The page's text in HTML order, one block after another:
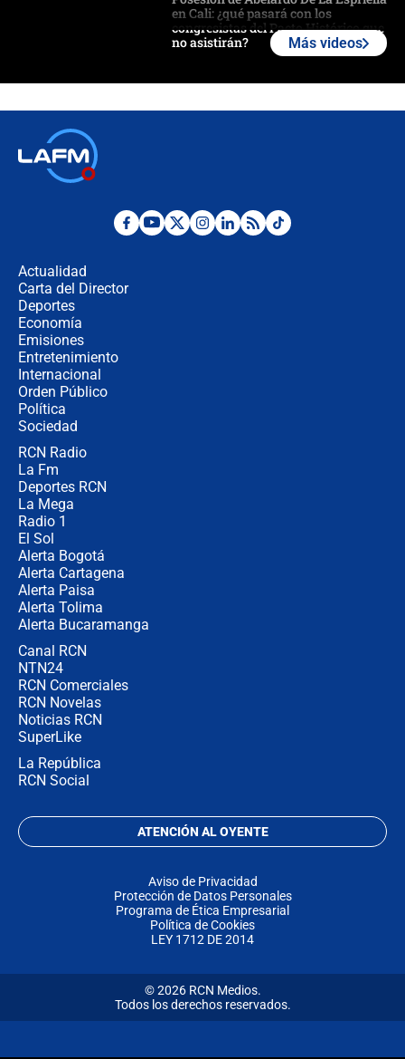
en Cali: ¿qué pasará con los
congresistas del Pacto Histórico que
no asistirán?
¿Por qué De la Espriella gobernará
Más videos
Actualidad
Carta del Director
Deportes
Economía
Emisiones
Entretenimiento
Internacional
Orden Público
Política
Sociedad
RCN Radio
La Fm
Deportes RCN
La Mega
Radio 1
El Sol
Alerta Bogotá
Alerta Cartagena
Alerta Paisa
Alerta Tolima
Alerta Bucaramanga
Canal RCN
NTN24
RCN Comerciales
RCN Novelas
Noticias RCN
SuperLike
La República
RCN Social
ATENCIÓN AL OYENTE
Aviso de Privacidad
Protección de Datos Personales
Programa de Ética Empresarial
Política de Cookies
LEY 1712 DE 2014
© 2026 RCN Medios.
Todos los derechos reservados.